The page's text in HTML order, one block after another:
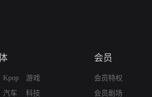
Kpop
汽车
游戏
科技
会员
会员特权
会员剧场